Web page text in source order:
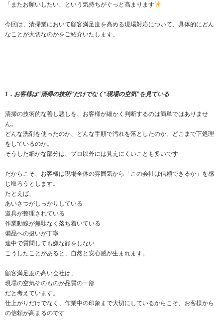
「またお願いしたい」という気持ちがぐっと高まります
今回は、清掃業において顧客満足度を高める現場対応について、具体的にどん
なことが大切なのかをご紹介いたします。
1．お客様は“清掃の技術”だけでなく“現場の空気”を見ている
清掃の技術的な善し悪しを、お客様が細かく判断するのは簡単ではありませ
ん。
どんな洗剤を使ったのか、どんな手順で汚れを落としたのか、どこまで下処理
をしているのか。
そうした細かな部分は、プロ以外には見えにくいことも多いです
だからこそ、お客様は現場全体の雰囲気から「この会社は信頼できるか」を感
じ取ろうとします。
たとえば、
あいさつがしっかりしている
道具が整理されている
作業動線が無駄なく落ち着いている
備品への扱いが丁寧
途中で質問しても嫌な顔をしない
こうしたことがあると、自然と安心感が生まれます。
顧客満足度の高い会社は、
現場の空気そのものが品質の一部
だと考えています。
仕上がりだけでなく、作業中の印象まで大切にしているからこそ、お客様から
の信頼が高まるのです